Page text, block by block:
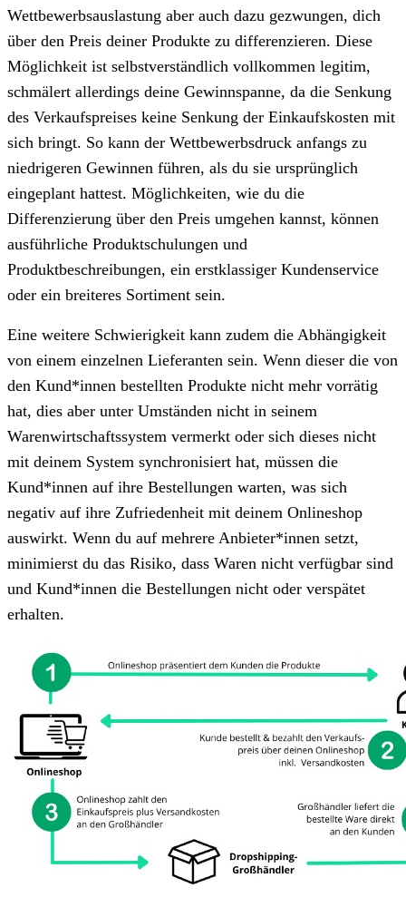
Wettbewerbsauslastung aber auch dazu gezwungen, dich
über den Preis deiner Produkte zu differenzieren. Diese
Möglichkeit ist selbstverständlich vollkommen legitim,
schmälert allerdings deine Gewinnspanne, da die Senkung
des Verkaufspreises keine Senkung der Einkaufskosten mit
sich bringt. So kann der Wettbewerbsdruck anfangs zu
niedrigeren Gewinnen führen, als du sie ursprünglich
eingeplant hattest. Möglichkeiten, wie du die
Differenzierung über den Preis umgehen kannst, können
ausführliche Produktschulungen und
Produktbeschreibungen, ein erstklassiger Kundenservice
oder ein breiteres Sortiment sein.
Eine weitere Schwierigkeit kann zudem die Abhängigkeit
von einem einzelnen Lieferanten sein. Wenn dieser die von
den Kund*innen bestellten Produkte nicht mehr vorrätig
hat, dies aber unter Umständen nicht in seinem
Warenwirtschaftssystem vermerkt oder sich dieses nicht
mit deinem System synchronisiert hat, müssen die
Kund*innen auf ihre Bestellungen warten, was sich
negativ auf ihre Zufriedenheit mit deinem Onlineshop
auswirkt. Wenn du auf mehrere Anbieter*innen setzt,
minimierst du das Risiko, dass Waren nicht verfügbar sind
und Kund*innen die Bestellungen nicht oder verspätet
erhalten.